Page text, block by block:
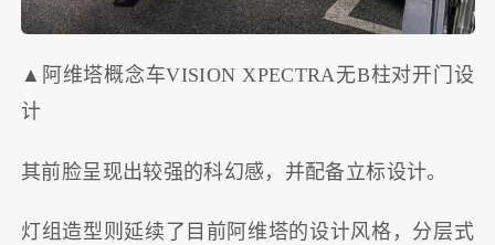
▲阿维塔概念车VISION XPECTRA无B柱对开门设
计
其前脸呈现出较强的科幻感，并配备立标设计。
灯组造型则延续了目前阿维塔的设计风格，分层式